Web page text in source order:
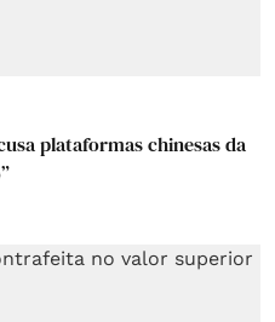
plataformas chinesas da